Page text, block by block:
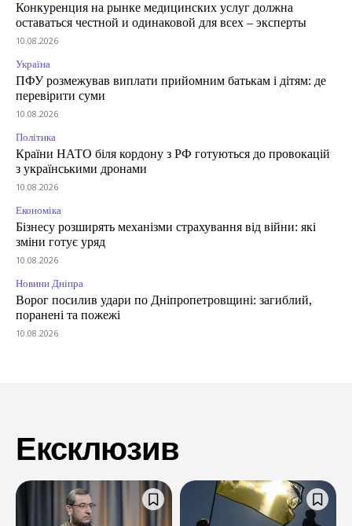
Конкуренция на рынке медицинских услуг должна
оставаться честной и одинаковой для всех – эксперты
10.08.2026
Україна
ПФУ розмежував виплати прийомним батькам і дітям: де
перевірити суми
10.08.2026
Політика
Країни НАТО біля кордону з РФ готуються до провокацій
з українськими дронами
10.08.2026
Економіка
Бізнесу розширять механізми страхування від війни: які
зміни готує уряд
10.08.2026
Новини Дніпра
Ворог посилив удари по Дніпропетровщині: загиблий,
поранені та пожежі
10.08.2026
Ексклюзив